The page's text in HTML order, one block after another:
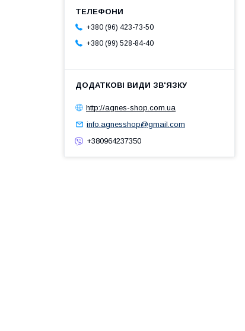
+380 (96) 423-73-50
+380 (99) 528-84-40
http://agnes-shop.com.ua
info.agnesshop@gmail.com
+380964237350